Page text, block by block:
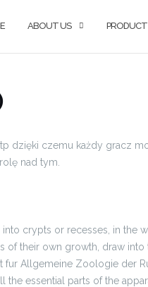
ABOUT US PRODUCT
dzięki czemu każdy gracz
nad tym.
crypts or recesses, in the
their own growth, draw
Allgemeine Zoologie der
essential parts of the